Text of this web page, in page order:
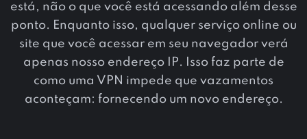
está, não o que você está acessando além desse
ponto. Enquanto isso, qualquer serviço online ou
site que você acessar em seu navegador verá
apenas nosso endereço IP. Isso faz parte de
como uma VPN impede que vazamentos
aconteçam: fornecendo um novo endereço.